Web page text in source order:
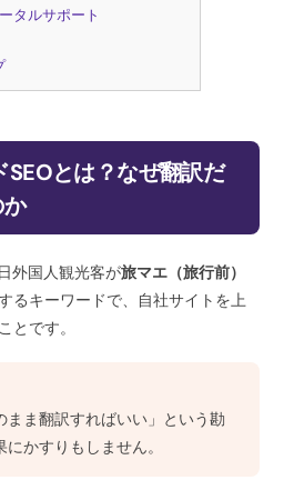
タルサポート
SEOとは？なぜ翻訳だ
外国人観光客が旅マエ（旅行前）
るキーワードで、自社サイトを上
とです。
まま翻訳すればいい」という勘
かすりもしません。